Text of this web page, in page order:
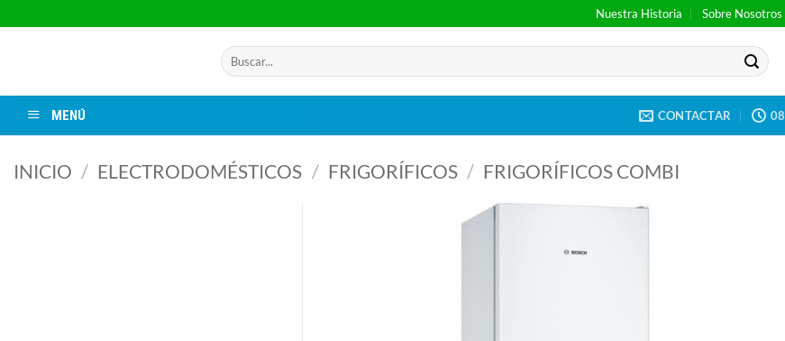
al
Nuestra Historia Sobre Nosotros
Buscar
por:
MENÚ CONTACTAR
INICIO / ELECTRODOMÉSTICOS / FRIGORÍFICOS / FRIGORÍFICOS COMBI